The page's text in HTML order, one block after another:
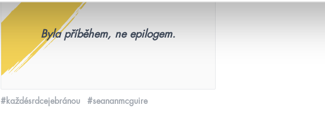
Byla příběhem, ne epilogem.
#každésrdcejebránou #seananmcguire